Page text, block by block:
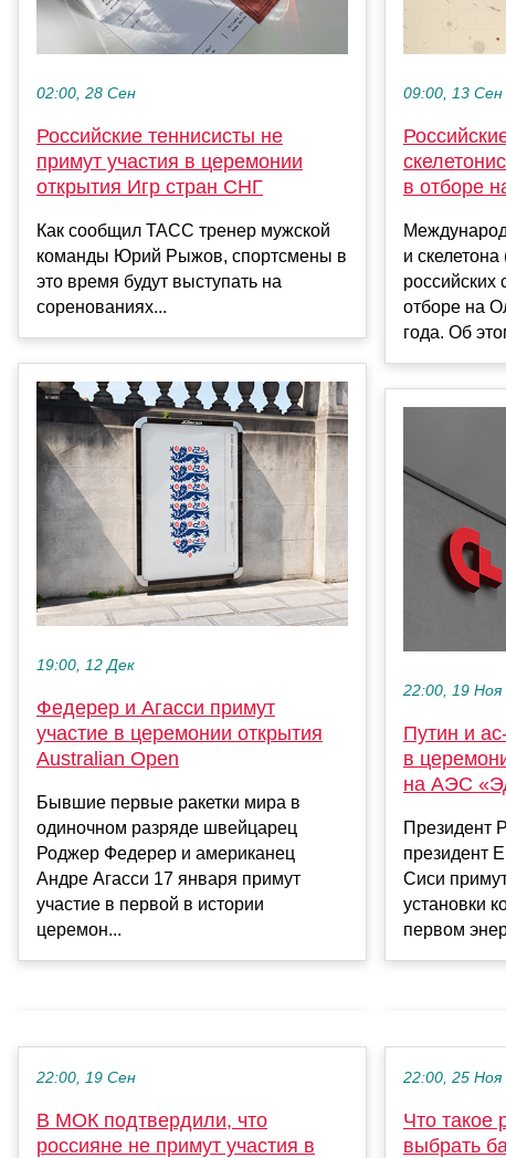
02:00, 28 Сен
Российские теннисисты не
примут участия в церемонии
открытия Игр стран СНГ
Как сообщил ТАСС тренер мужской
команды Юрий Рыжов, спортсмены в
это время будут выступать на
соренованиях...
19:00, 12 Дек
Федерер и Агасси примут
участие в церемонии открытия
Australian Open
Бывшие первые ракетки мира в
одиночном разряде швейцарец
Роджер Федерер и американец
Андре Агасси 17 января примут
участие в первой в истории
церемон...
09:00, 13 Сен
в отборе
и
российских
отборе на
года. Об
22:00, 19 Ноя
Путин и
в
на АЭС
Президент
президент
Сиси
установки
первом
22:00, 19 Сен
В МОК подтвердили, что
россияне не примут участия в
22:00, 25 Ноя
Что такое
выбрать